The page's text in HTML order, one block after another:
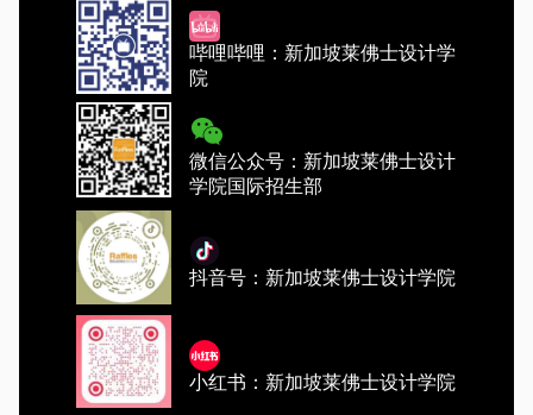
哔哩哔哩：新加坡莱佛士设计学
院
微信公众号：新加坡莱佛士设计
学院国际招生部
抖音号：新加坡莱佛士设计学院
小红书：新加坡莱佛士设计学院